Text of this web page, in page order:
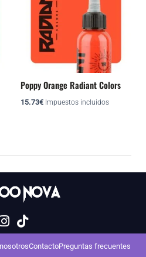
Poppy Orange Radiant Colors
15.73€ Impuestos incluidos
ContactoPreguntas frecuentes